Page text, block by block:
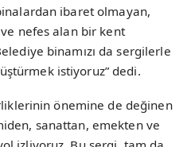
ibaret olmayan,
nefes alan bir kent
binamızı da sergilerle
istiyoruz” dedi.
önemine de değinen
sanattan, emekten ve